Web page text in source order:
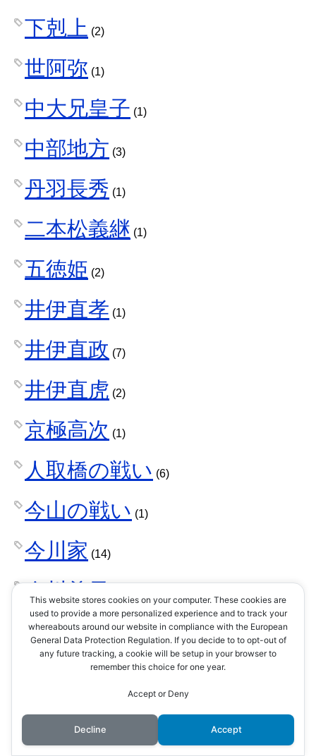
下剋上 (2)
世阿弥 (1)
中大兄皇子 (1)
中部地方 (3)
丹羽長秀 (1)
二本松義継 (1)
五徳姫 (2)
井伊直孝 (1)
井伊直政 (7)
井伊直虎 (2)
京極高次 (1)
人取橋の戦い (6)
今山の戦い (1)
今川家 (14)
今川義元 (6)
仏教(1)
仙石秀久
仮想通貨(1)
伊予国
This website stores cookies on your computer. These cookies are
used to provide a more personalized experience and to track your
whereabouts around our website in compliance with the European
General Data Protection Regulation. If you decide to to opt-out of
any future tracking, a cookie will be setup in your browser to
remember this choice for one year.
Accept or Deny
Decline Accept